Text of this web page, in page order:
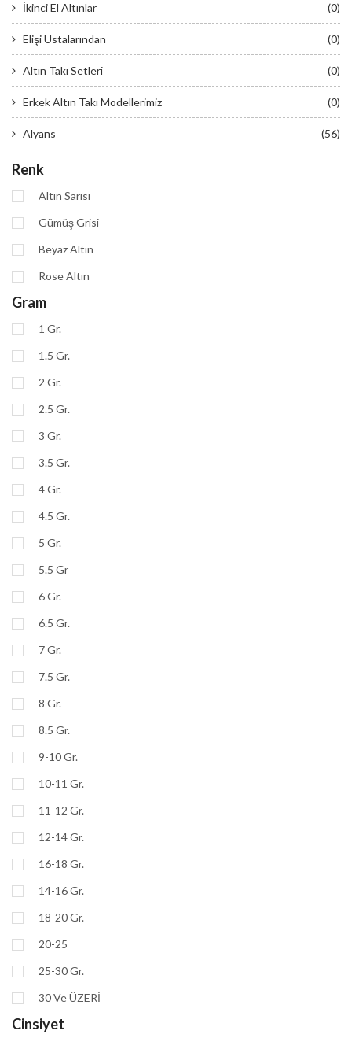
İkinci El Altınlar (0)
Elişi Ustalarından (0)
Altın Takı Setleri (0)
Erkek Altın Takı Modellerimiz (0)
Alyans (56)
Renk
Altın Sarısı
Gümüş Grisi
Beyaz Altın
Rose Altın
Gram
1 Gr.
1.5 Gr.
2 Gr.
2.5 Gr.
3 Gr.
3.5 Gr.
4 Gr.
4.5 Gr.
5 Gr.
5.5 Gr
6 Gr.
6.5 Gr.
7 Gr.
7.5 Gr.
8 Gr.
8.5 Gr.
9-10 Gr.
10-11 Gr.
11-12 Gr.
12-14 Gr.
16-18 Gr.
14-16 Gr.
18-20 Gr.
20-25
25-30 Gr.
30 Ve ÜZERİ
Cinsiyet